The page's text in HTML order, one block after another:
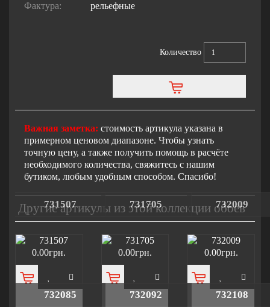
Фактура:
рельефные
Количество
Важная заметка: стоимость артикула указана в
примерном ценовом диапазоне. Чтобы узнать
точную цену, а также получить помощь в расчёте
необходимого количества, свяжитесь с нашим
бутиком, любым удобным способом. Спасибо!
Другие артикулы из этой коллекции обоев
731507
0.00грн.
731705
0.00грн.
732009
0.00грн.
732085 732092 732108